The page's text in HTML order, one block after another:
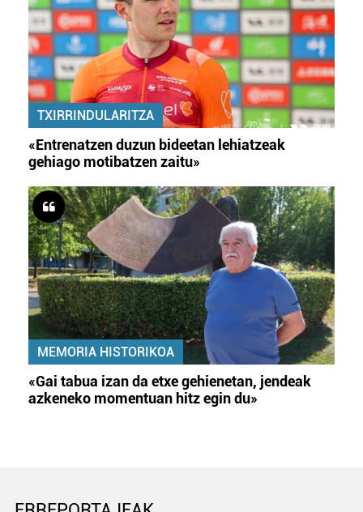
TXIRRINDULARITZA
«Entrenatzen duzun bideetan lehiatzeak
gehiago motibatzen zaitu»
MEMORIA HISTORIKOA
«Gai tabua izan da etxe gehienetan, jendeak
azkeneko momentuan hitz egin du»